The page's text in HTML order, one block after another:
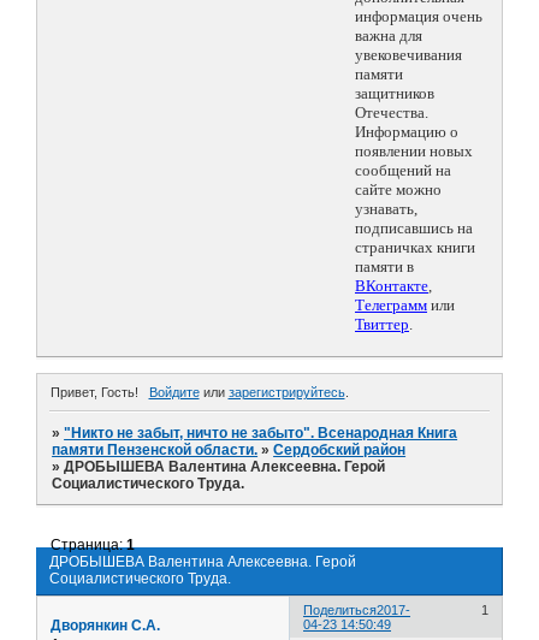
информация очень
важна для
увековечивания
памяти
защитников
Отечества.
Информацию о
появлении новых
сообщений на
сайте можно
узнавать,
подписавшись на
страничках книги
памяти в
ВКонтакте,
Телеграмм или
Твиттер.
Привет, Гость! Войдитеили зарегистрируйтесь.
»"Никто не забыт, ничто не забыто". Всенародная Книга
памяти Пензенской области. »Сердобский район
»ДРОБЫШЕВА Валентина Алексеевна. Герой
Социалистического Труда.
ДРОБЫШЕВА Валентина Алексеевна. Герой
Социалистического Труда.
Страница:1
Поделиться 1
2017-
04-23 14:50:49
Дворянкин С.А.